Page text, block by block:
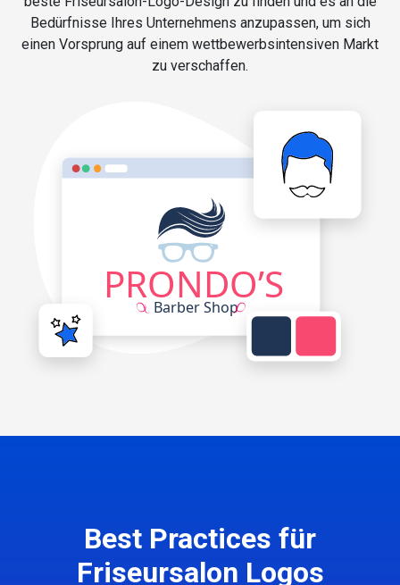
Bedürfnisse Ihres Unternehmens anzupassen, um sich
einen Vorsprung auf einem wettbewerbsintensiven Markt
zu verschaffen.
Best Practices für
Friseursalon Logos